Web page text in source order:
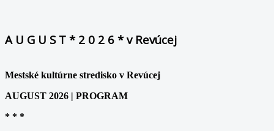
A U G U S T * 2 0 2 6 * v Revúcej
Mestské kultúrne stredisko v Revúcej
AUGUST 2026 | PROGRAM
* * *